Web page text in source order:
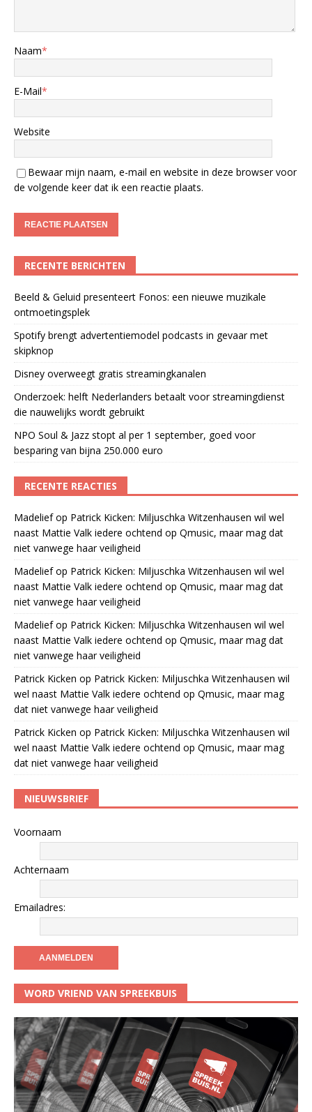
Naam*
E-Mail*
Website
Bewaar mijn naam, e-mail en website in deze browser voor
de volgende keer dat ik een reactie plaats.
RECENTE BERICHTEN
Beeld & Geluid presenteert Fonos: een nieuwe muzikale
ontmoetingsplek
Spotify brengt advertentiemodel podcasts in gevaar met
skipknop
Disney overweegt gratis streamingkanalen
Onderzoek: helft Nederlanders betaalt voor streamingdienst
die nauwelijks wordt gebruikt
NPO Soul & Jazz stopt al per 1 september, goed voor
besparing van bijna 250.000 euro
RECENTE REACTIES
Madeliefop Patrick Kicken: Miljuschka Witzenhausen wil wel
naast Mattie Valk iedere ochtend op Qmusic, maar mag dat
niet vanwege haar veiligheid
Madeliefop Patrick Kicken: Miljuschka Witzenhausen wil wel
naast Mattie Valk iedere ochtend op Qmusic, maar mag dat
niet vanwege haar veiligheid
Madeliefop Patrick Kicken: Miljuschka Witzenhausen wil wel
naast Mattie Valk iedere ochtend op Qmusic, maar mag dat
niet vanwege haar veiligheid
Patrick Kicken op Patrick Kicken: Miljuschka Witzenhausen wil
wel naast Mattie Valk iedere ochtend op Qmusic, maar mag
dat niet vanwege haar veiligheid
Patrick Kicken op Patrick Kicken: Miljuschka Witzenhausen wil
wel naast Mattie Valk iedere ochtend op Qmusic, maar mag
dat niet vanwege haar veiligheid
NIEUWSBRIEF
Voornaam
Achternaam
Emailadres:
WORD VRIEND VAN SPREEKBUIS